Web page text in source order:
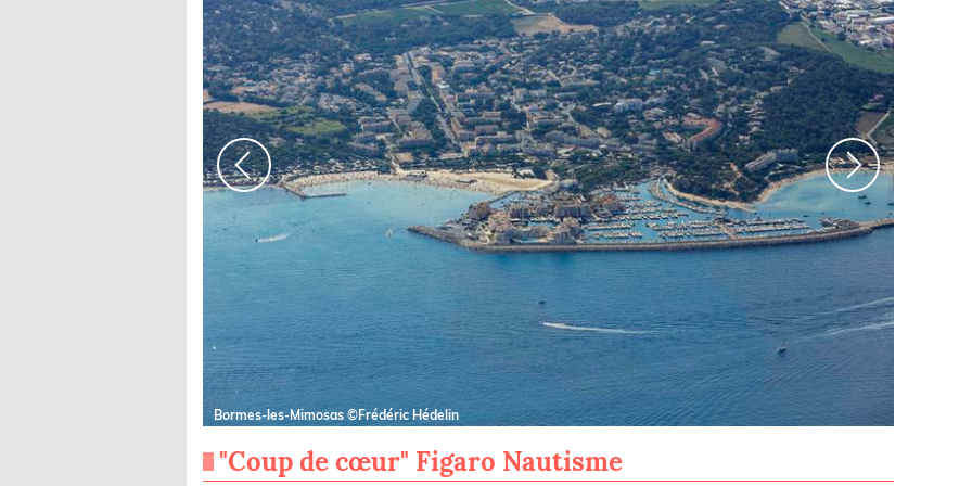
Bormes-les-Mimosas ©Frédéric Hédelin
"Coup de cœur" Figaro Nautisme